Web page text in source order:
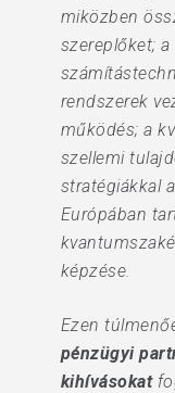
miközben
szereplőket;
rendszerek
működés; a
szellemi
stratégiákkal
Európában
képzése.
Ezen
pénzügyi
kihívásokat